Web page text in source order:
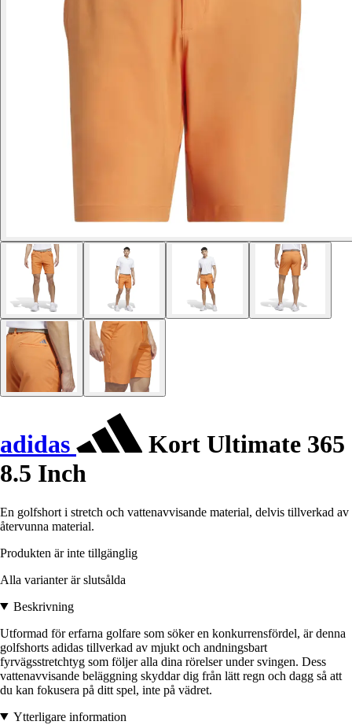
adidas
Kort Ultimate 365
8.5 Inch
En golfshort i stretch och vattenavvisande material, delvis tillverkad av
återvunna material.
Produkten är inte tillgänglig
Alla varianter är slutsålda
Beskrivning
Utformad för erfarna golfare som söker en konkurrensfördel, är denna
golfshorts adidas tillverkad av mjukt och andningsbart
fyrvägsstretchtyg som följer alla dina rörelser under svingen. Dess
vattenavvisande beläggning skyddar dig från lätt regn och dagg så att
du kan fokusera på ditt spel, inte på vädret.
Ytterligare information